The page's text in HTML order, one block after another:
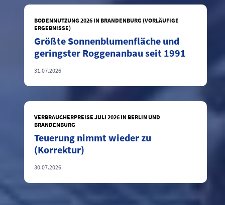
BODENNUTZUNG 2026 IN BRANDENBURG (VORLÄUFIGE
ERGEBNISSE)
Größte Sonnenblumenfläche und
geringster Roggenanbau seit 1991
31.07.2026
VERBRAUCHERPREISE JULI 2026 IN BERLIN UND
BRANDENBURG
Teuerung nimmt wieder zu
(Korrektur)
30.07.2026